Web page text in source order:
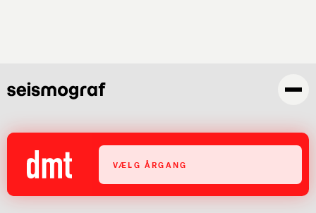
VÆLG ÅRGANG